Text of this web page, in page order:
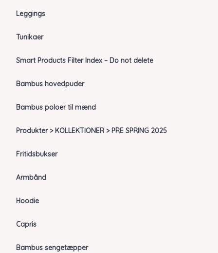
Leggings
Tunikaer
Smart Products Filter Index – Do not delete
Bambus hovedpuder
Bambus poloer til mænd
Produkter > KOLLEKTIONER > PRE SPRING 2025
Fritidsbukser
Armbånd
Hoodie
Capris
Bambus sengetæpper